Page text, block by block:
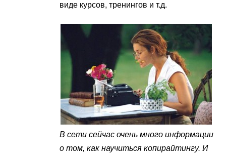
виде курсов, тренингов и т.д.
В сети сейчас очень много информации
о том, как научиться копирайтингу. И